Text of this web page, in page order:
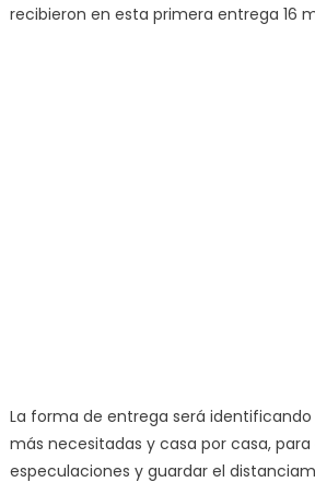
recibieron en esta primera entrega 16
La forma de entrega será
más necesitadas y casa por casa,
especulaciones y guardar el